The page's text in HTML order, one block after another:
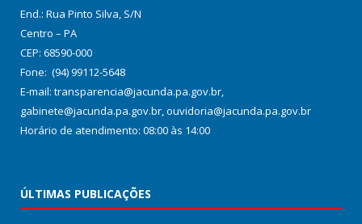
End.: Rua Pinto Silva, S/N
Centro – PA
CEP: 68590-000
Fone: (94) 99112-5648
E-mail: transparencia@jacunda.pa.gov.br,
gabinete@jacunda.pa.gov.br, ouvidoria@jacunda.pa.gov.br
Horário de atendimento: 08:00 às 14:00
ÚLTIMAS PUBLICAÇÕES